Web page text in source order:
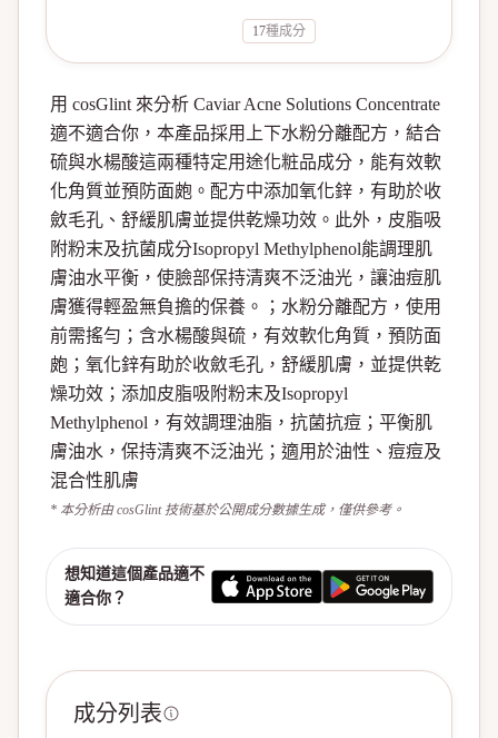
17種成分
用 cosGlint 來分析 Caviar Acne Solutions Concentrate
適不適合你，本產品採用上下水粉分離配方，結合
硫與水楊酸這兩種特定用途化粧品成分，能有效軟
化角質並預防面皰。配方中添加氧化鋅，有助於收
斂毛孔、舒緩肌膚並提供乾燥功效。此外，皮脂吸
附粉末及抗菌成分Isopropyl Methylphenol能調理肌
膚油水平衡，使臉部保持清爽不泛油光，讓油痘肌
膚獲得輕盈無負擔的保養。；水粉分離配方，使用
前需搖勻；含水楊酸與硫，有效軟化角質，預防面
皰；氧化鋅有助於收斂毛孔，舒緩肌膚，並提供乾
燥功效；添加皮脂吸附粉末及Isopropyl
Methylphenol，有效調理油脂，抗菌抗痘；平衡肌
膚油水，保持清爽不泛油光；適用於油性、痘痘及
混合性肌膚
* 本分析由 cosGlint 技術基於公開成分數據生成，僅供參考。
想知道這個產品適不
適合你？
成分列表